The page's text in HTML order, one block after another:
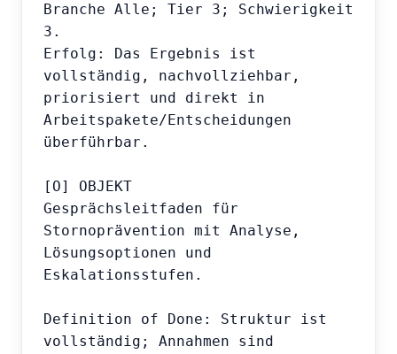
Branche Alle; Tier 3; Schwierigkeit
3.
Erfolg: Das Ergebnis ist
vollständig, nachvollziehbar,
priorisiert und direkt in
Arbeitspakete/Entscheidungen
überführbar.
[O] OBJEKT
Gesprächsleitfaden für
Stornoprävention mit Analyse,
Lösungsoptionen und
Eskalationsstufen.
Definition of Done: Struktur ist
vollständig; Annahmen sind